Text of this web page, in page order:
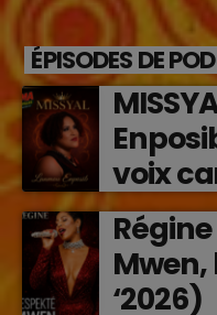
ÉPISODES DE
voix
en
‘2026)